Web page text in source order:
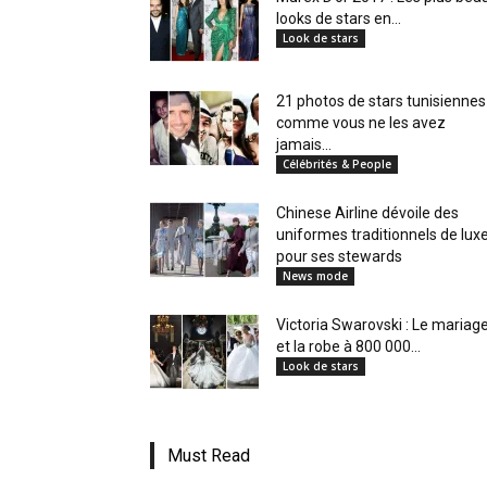
looks de stars en...
Look de stars
21 photos de stars tunisiennes
comme vous ne les avez
jamais...
Célébrités & People
Chinese Airline dévoile des
uniformes traditionnels de
pour ses stewards
News mode
Victoria Swarovski : Le
et la robe à 800 000...
Look de stars
Must Read